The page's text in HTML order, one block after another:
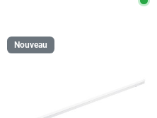
Nouveau